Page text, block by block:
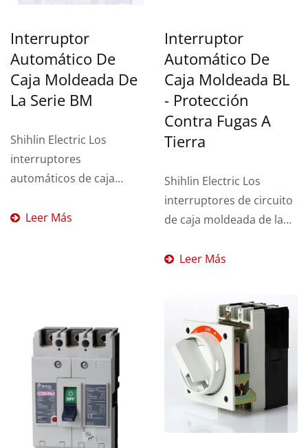
Interruptor
Automático De
Caja Moldeada De
La Serie BM
Shihlin Electric Los
interruptores
automáticos de caja
son para protección...
Leer Más
Interruptor
Automático De
Caja Moldeada BL
- Protección
Contra Fugas A
Tierra
Shihlin Electric Los
interruptores de circuito
de caja moldeada de la
protección...
Leer Más